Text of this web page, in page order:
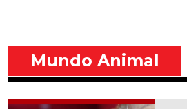
Mundo Animal